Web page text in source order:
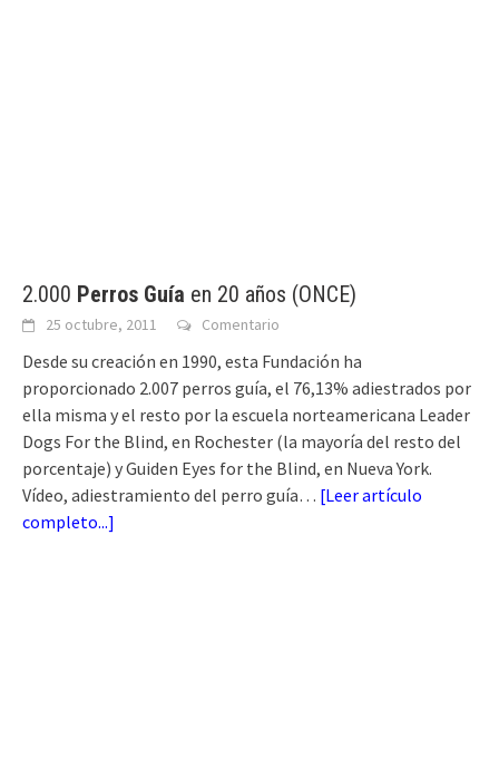
2.000 Perros Guía en 20 años (ONCE)
25 octubre, 2011 Comentario
Desde su creación en 1990, esta Fundación ha
proporcionado 2.007 perros guía, el 76,13% adiestrados por
ella misma y el resto por la escuela norteamericana Leader
Dogs For the Blind, en Rochester (la mayoría del resto del
porcentaje) y Guiden Eyes for the Blind, en Nueva York.
Vídeo, adiestramiento del perro guía… [Leer artículo
completo...]